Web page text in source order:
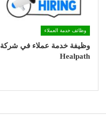
وظائف خدمة العملاء
وظيفة خدمة عملاء في شركة
Healpath